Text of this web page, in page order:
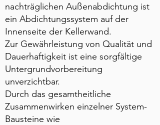
nachträglichen Außenabdichtung ist
ein Abdichtungssystem auf der
Innenseite der Kellerwand.
Zur Gewährleistung von Qualität und
Dauerhaftigkeit ist eine sorgfältige
Untergrundvorbereitung
unverzichtbar.
Durch das gesamtheitliche
Zusammenwirken einzelner System-
Bausteine wie